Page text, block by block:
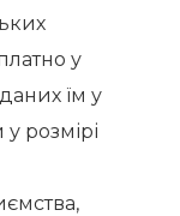
у
їм у
розмірі